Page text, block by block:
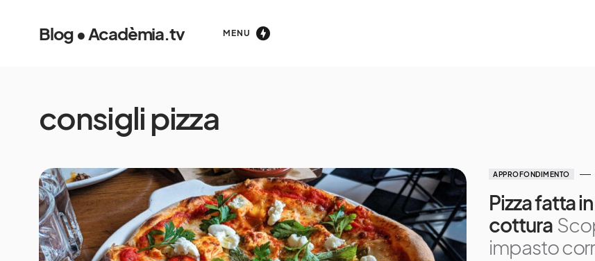
Blog • Acadèmia.tv MENU
consigli pizza
APPROFONDIMENTO
Pizza fatta
cottura
impasto